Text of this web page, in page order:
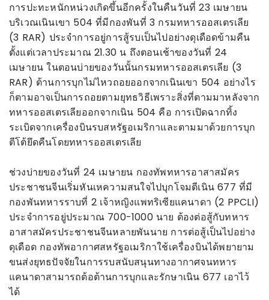
การปะทะหนักหน่วงเกิดขึ้นอีกครั้งในคืนวันที่ 23 เมษายน
บริเวณเนินเขา 504 ที่มีกองพันที่ 3 กรมทหารออสเตรเลีย
(3 RAR) ประจำการอยู่การสู้รบเป็นไปอย่างดุเดือดข้ามคืน
ตั้งแต่เวลาประมาณ 21.30 น ถึงตอนเช้าของวันที่ 24
เมษายน ในตอนบ่ายของวันนั้นกรมทหารออสเตรเลีย (3
RAR) ต้านการบุกไม่ไหวถอยออกจากเนินเขา 504 อย่างไร
ก็ตามอาจเป็นการถอยตามยุทธวิธีเพราะสิ่งที่ตามมาหลังจาก
ทหารออสเตรเลียออกจากเนิน 504 คือ การเปิดฉากทิ้ง
ระเบิดจากเครื่องบินรบสหรัฐอเมริกาและตามมาด้วยการบุก
ตีโต้ยึดคืนโดยทหารออสเตรเลีย
ช่วงบ่ายของวันที่ 24 เมษายน กองทัพทหารอาสาสมัคร
ประชาชนจีนเริ่มหันเหความสนใจไปบุกโจมตีเนิน 677 ที่มี
กองพันทหารราบที่ 2 เจ้าหญิงแพทริเซียแคนาดา (2 PPCLI)
ประจำการอยู่ประมาณ 700-1000 นาย ต้องต่อสู้กับทหาร
อาสาสมัครประชาชนจีนหลายพันนาย การต่อสู้เป็นไปอย่าง
ดุเดือด กองทัพอากาศสหรัฐอเมริกาใช้เครื่องบินได้พยายาม
ขนส่งยุทธปัจจัยในการรบสนับสนุนทางอากาศจนทหาร
แคนาดาสามารถต้อต้านการบุกและรักษาเนิน 677 เอาไว้
ได้